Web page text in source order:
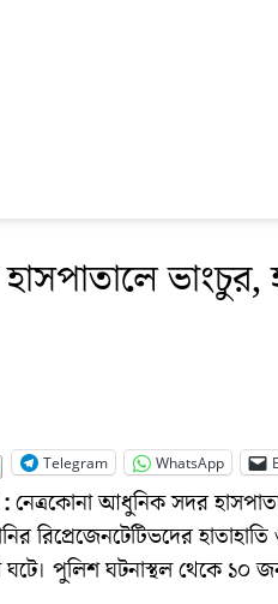
ভাংচুর,
Telegram
WhatsApp
:নেত্রকোনা আধুনিক সদর
রিপ্রেজেনটেটিভদের
ঘটে। পুলিশ ঘটনাস্থল থেকে ১০